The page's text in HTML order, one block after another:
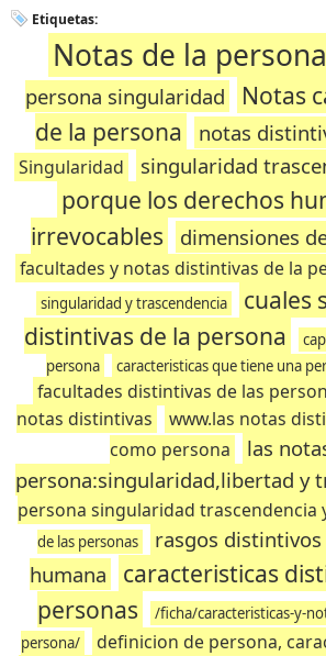
Etiquetas:
Notas de la persona
persona singularidad
Notas
de la persona
notas
Singularidad singularidad
porque los derechos
irrevocables
dimensiones
facultades y notas distintivas de la
singularidad y trascendencia
cuales
distintivas de la persona
persona
caracteristicas que tiene una
facultades distintivas de las
notas distintivas
www.las notas
como persona
las
persona:singularidad,libertad y
persona singularidad trascendencia
de las personas
rasgos
humana
caracteristicas
personas
/ficha/caracteristicas-y-
persona/
definicion de persona,